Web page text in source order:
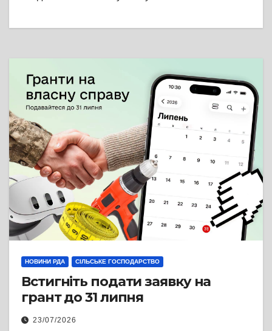
НОВИНИ РДА СІЛЬСЬКЕ ГОСПОДАРСТВО
Встигніть подати заявку на
грант до 31 липня
23/07/2026